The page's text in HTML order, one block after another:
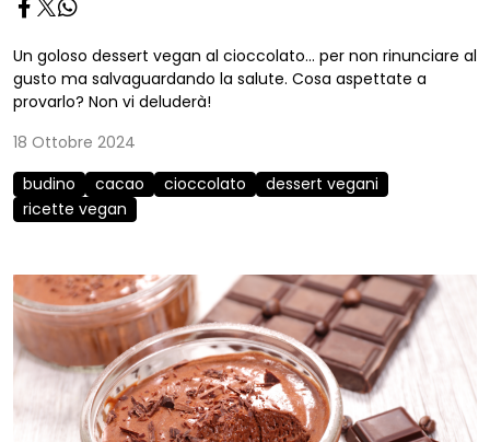
Un goloso dessert vegan al cioccolato... per non rinunciare al
gusto ma salvaguardando la salute. Cosa aspettate a
provarlo? Non vi deluderà!
18 Ottobre 2024
budino
cacao cioccolato
dessert vegani
ricette vegan